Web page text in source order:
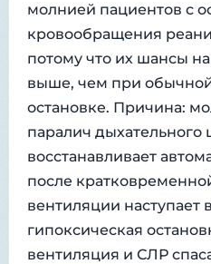
молнией пациентов с
кровообращения
потому что их шансы
выше, чем при
остановке. Причина:
паралич дыхательного
восстанавливает
после
вентиляции наступает
гипоксическая
вентиляция и СЛР